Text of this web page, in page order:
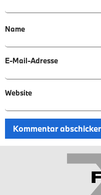
Name
E-Mail-Adresse
Website